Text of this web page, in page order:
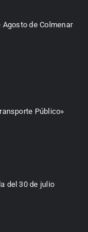
Agosto de Colmenar
Público»
del 30 de julio